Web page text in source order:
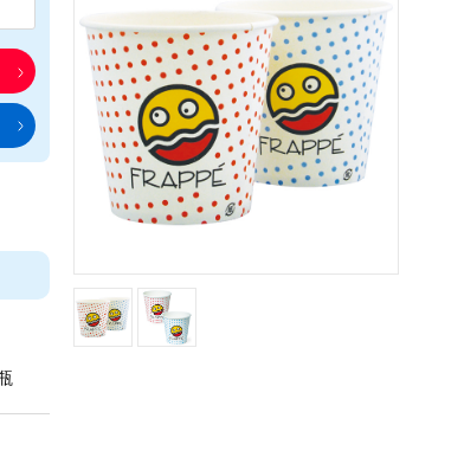
汎用シロップ 生感覚の冷凍シロップ ハーブシロップ
餡 冷凍フルーツ アイスクリーム 白玉もち・わらび餅
ブアイススライサー カートリッジシェイバー 家庭用かき氷機
ウト
料 テイクアウト